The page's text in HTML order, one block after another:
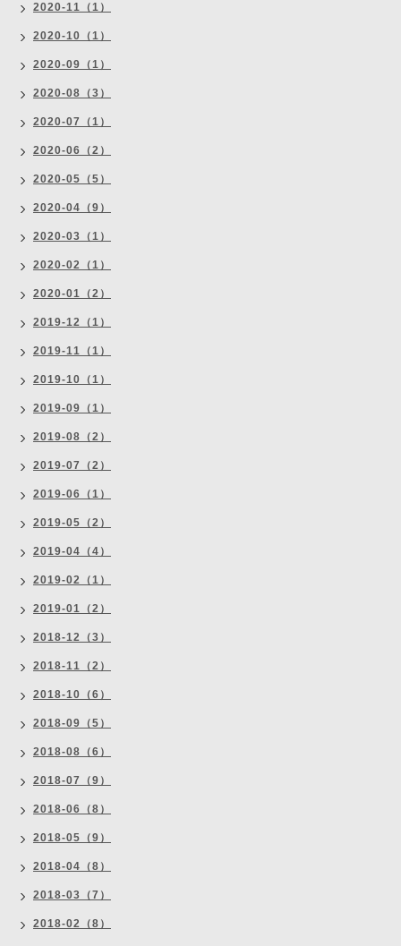
2020-11（1）
2020-10（1）
2020-09（1）
2020-08（3）
2020-07（1）
2020-06（2）
2020-05（5）
2020-04（9）
2020-03（1）
2020-02（1）
2020-01（2）
2019-12（1）
2019-11（1）
2019-10（1）
2019-09（1）
2019-08（2）
2019-07（2）
2019-06（1）
2019-05（2）
2019-04（4）
2019-02（1）
2019-01（2）
2018-12（3）
2018-11（2）
2018-10（6）
2018-09（5）
2018-08（6）
2018-07（9）
2018-06（8）
2018-05（9）
2018-04（8）
2018-03（7）
2018-02（8）